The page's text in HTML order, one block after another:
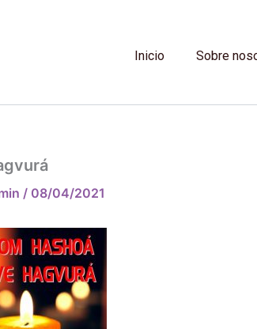
Inicio Sobre
/ 08/04/2021